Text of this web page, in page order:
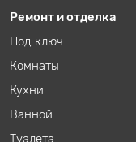
Ремонт и отделка
Под ключ
Комнаты
Кухни
Ванной
Туалета